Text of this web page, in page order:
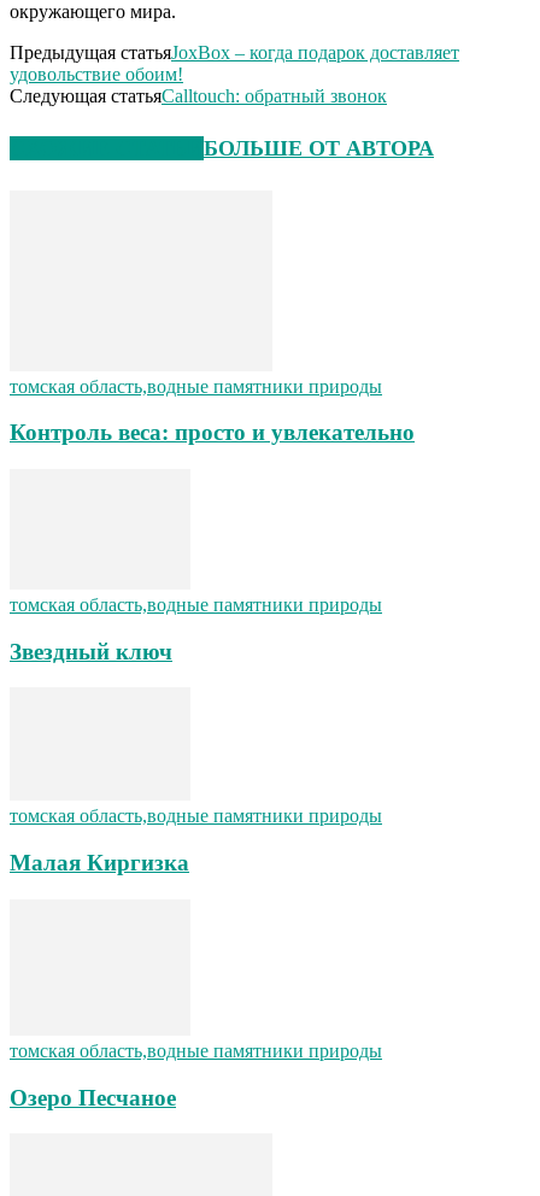
окружающего мира.
Предыдущая статьяJoxBox – когда подарок доставляет
удовольствие обоим!
Следующая статьяCalltouch: обратный звонок
БОЛЬШЕ ОТ АВТОРА
томская область,водные памятники природы
Контроль веса: просто и увлекательно
томская область,водные памятники природы
Звездный ключ
томская область,водные памятники природы
Малая Киргизка
томская область,водные памятники природы
Озеро Песчаное